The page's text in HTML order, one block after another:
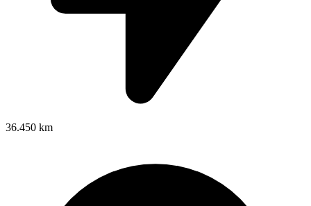
36.450 km